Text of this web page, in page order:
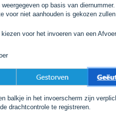
op basis van
voor niet aanhouden is gekozen
voor het invoeren van een
balkje in het invoerscherm zijn
drachtcontrole te registreren.